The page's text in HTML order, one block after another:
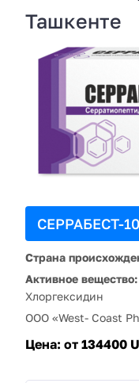
Ташкенте
СЕРРАБЕСТ-
Страна
Активное вещество:
Хлоргексидин
OOO «West- Coast
Цена: от 134400